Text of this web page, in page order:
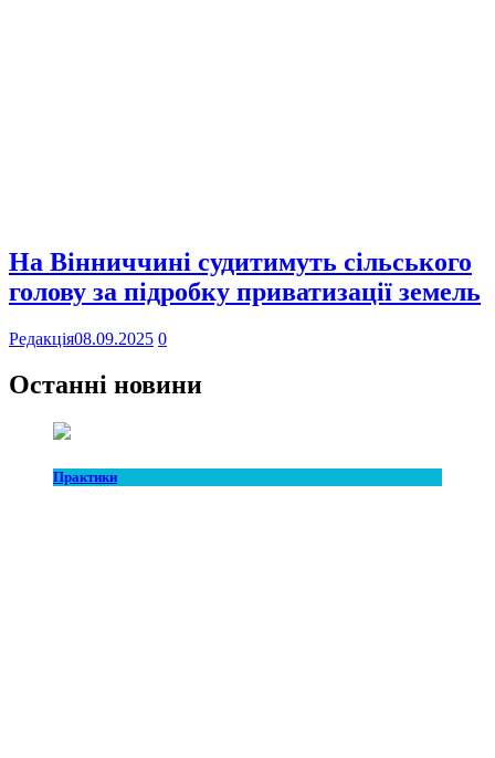
На Вінниччині судитимуть сільського
голову за підробку приватизації земель
Редакція08.09.2025 0
Останні новини
Практики